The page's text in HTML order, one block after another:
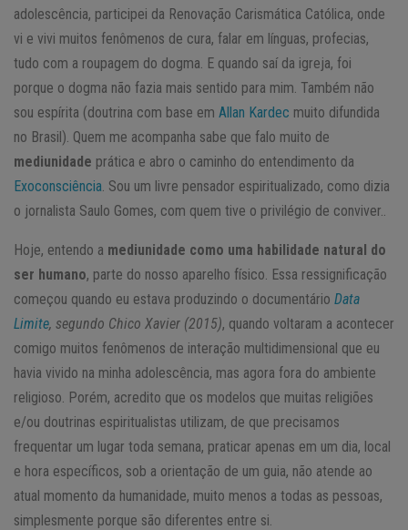
adolescência, participei da Renovação Carismática Católica, onde
vi e vivi muitos fenômenos de cura, falar em línguas, profecias,
tudo com a roupagem do dogma. E quando saí da igreja, foi
porque o dogma não fazia mais sentido para mim. Também não
sou espírita (doutrina com base em Allan Kardec muito difundida
no Brasil). Quem me acompanha sabe que falo muito de
mediunidade prática e abro o caminho do entendimento da
Exoconsciência . Sou um livre pensador espiritualizado, como dizia
o jornalista Saulo Gomes, com quem tive o privilégio de conviver..
Hoje, entendo a mediunidade como uma habilidade natural do
ser humano, parte do nosso aparelho físico. Essa ressignificação
começou quando eu estava produzindo o documentário Data
Limite, segundo Chico Xavier (2015), quando voltaram a acontecer
comigo muitos fenômenos de interação multidimensional que eu
havia vivido na minha adolescência, mas agora fora do ambiente
religioso. Porém, acredito que os modelos que muitas religiões
e/ou doutrinas espiritualistas utilizam, de que precisamos
frequentar um lugar toda semana, praticar apenas em um dia, local
e hora específicos, sob a orientação de um guia, não atende ao
atual momento da humanidade, muito menos a todas as pessoas,
simplesmente porque são diferentes entre si.